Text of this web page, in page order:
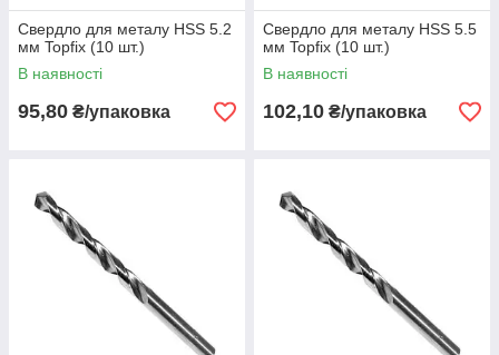
Свердло для металу HSS 5.2
мм Topfix (10 шт.)
В наявності
95,80 ₴/упаковка
Свердло для металу HSS 5.5
мм Topfix (10 шт.)
В наявності
102,10 ₴/упаковка